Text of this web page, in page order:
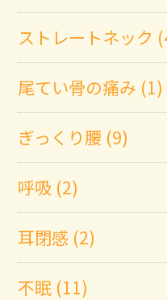
ストレートネック
尾てい骨の痛み (1)
ぎっくり腰 (9)
呼吸 (2)
耳閉感 (2)
不眠 (11)